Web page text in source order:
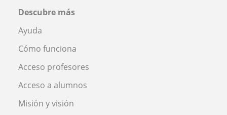
Descubre más
Ayuda
Cómo funciona
Acceso profesores
Acceso a alumnos
Misión y visión